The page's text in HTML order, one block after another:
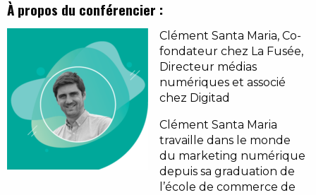
À propos du conférencier :
Clément Santa Maria, Co-
fondateur chez La Fusée,
Directeur médias
numériques et associé
chez Digitad
Clément Santa Maria
travaille dans le monde
du marketing numérique
depuis sa graduation de
l’école de commerce de